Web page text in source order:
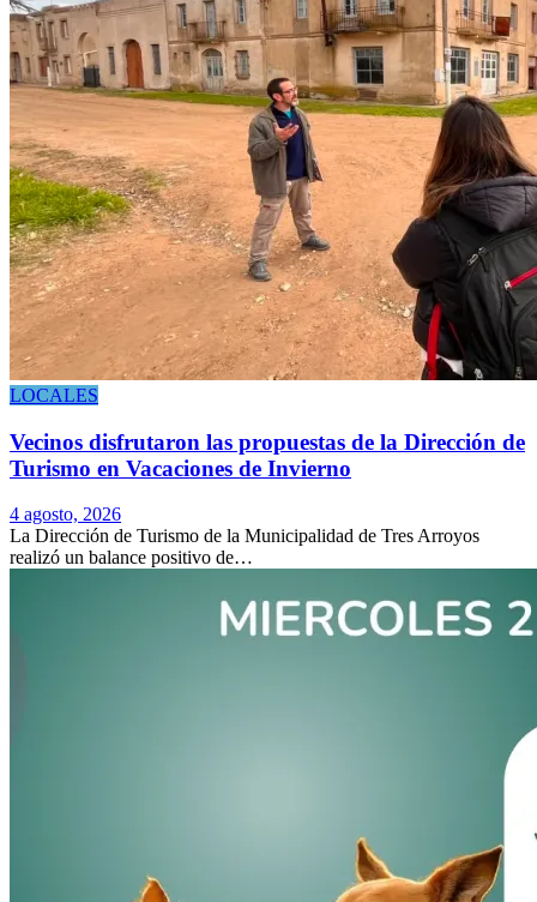
LOCALES
Vecinos disfrutaron las propuestas de la Dirección de
Turismo en Vacaciones de Invierno
4 agosto, 2026
La Dirección de Turismo de la Municipalidad de Tres Arroyos
realizó un balance positivo de…